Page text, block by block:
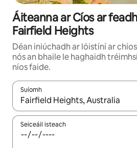
Áiteanna ar Cíos ar
Fairfield Heights
Déan iniúchadh ar lóistíní ar
nós an bhaile le haghaidh
níos faide.
Suíomh
Nuair a bheidh torthaí ar fáil, déan
Seiceáil isteach